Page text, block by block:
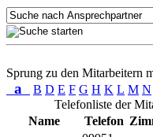
Sprung zu den Mitarbeitern
a B D E F G H K L M N
Telefonliste der
Name
Telefon